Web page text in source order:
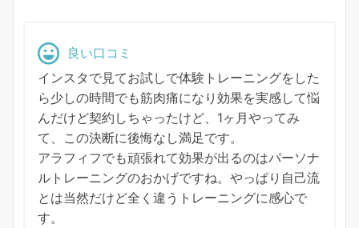
良い口コミ
インスタで見てお試しで体験トレーニングをした
ら少しの時間でも筋肉痛になり効果を実感して悩
んだけど契約しちゃったけど、1ヶ月やってみ
て、この決断に後悔なし満足です。
アラフィフでも頑張れて効果が出るのはパーソナ
ルトレーニングのおかげですね。やっぱり自己流
とは当然だけど全く違うトレーニングに感心で
す。